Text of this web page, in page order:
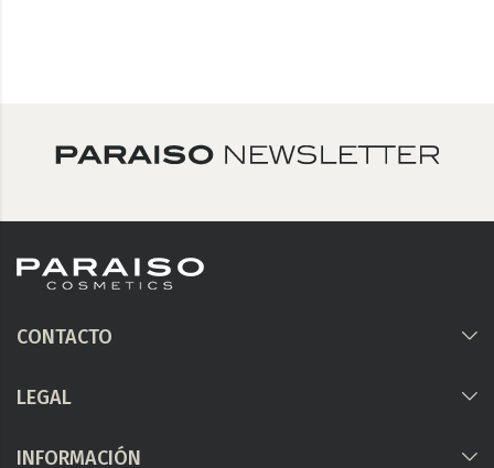
CONTACTO
LEGAL
INFORMACIÓN